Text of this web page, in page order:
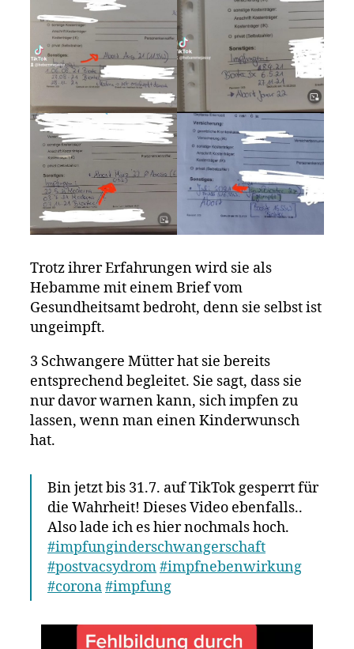
Trotz ihrer Erfahrungen wird sie als
Hebamme mit einem Brief vom
Gesundheitsamt bedroht, denn sie selbst ist
ungeimpft.
3 Schwangere Mütter hat sie bereits
entsprechend begleitet. Sie sagt, dass sie
nur davor warnen kann, sich impfen zu
lassen, wenn man einen Kinderwunsch
hat.
Bin jetzt bis 31.7. auf TikTok gesperrt für
die Wahrheit! Dieses Video ebenfalls..
Also lade ich es hier nochmals hoch.
#impfunginderschwangerschaft
#postvacsydrom#impfnebenwirkung
#corona#impfung